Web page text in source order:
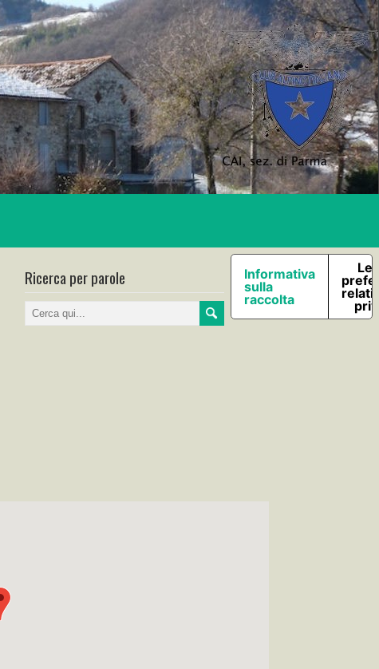
Ricerca per parole
Informativa
sulla
raccolta
Le